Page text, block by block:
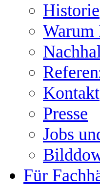
Historie
Warum
Kontakt
Presse
Jobs
Für